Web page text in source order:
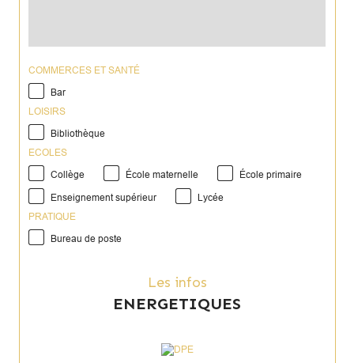
COMMERCES ET SANTÉ
Bar
LOISIRS
Bibliothèque
ECOLES
Collège
École maternelle École primaire
Enseignement supérieur
Lycée
PRATIQUE
Bureau de poste
Les infos
ENERGETIQUES